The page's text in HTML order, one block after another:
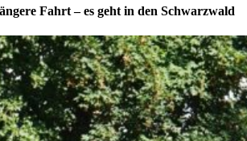
Fahrt – es geht in den Schwarzwald